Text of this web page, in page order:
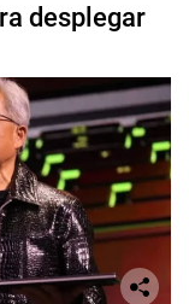
desplegar